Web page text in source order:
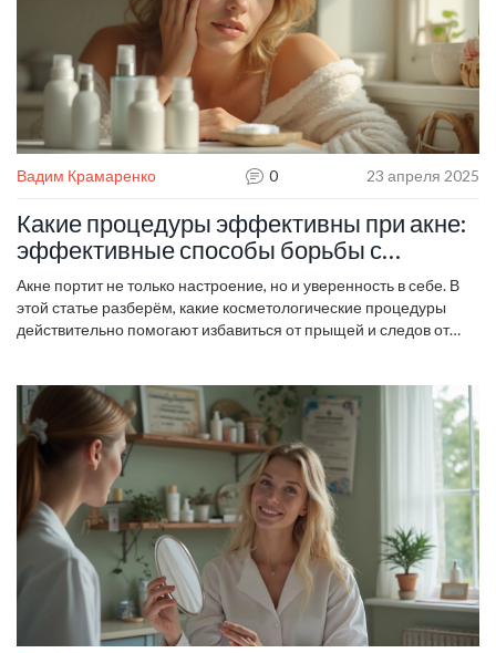
Вадим Крамаренко 0 23 апреля 2025
Какие процедуры эффективны при акне:
эффективные способы борьбы с
высыпаниями
Акне портит не только настроение, но и уверенность в себе. В
этой статье разберём, какие косметологические процедуры
действительно помогают избавиться от прыщей и следов от
самом деле, а что — пустая трата денег. Всё просто и по делу,
без воды.